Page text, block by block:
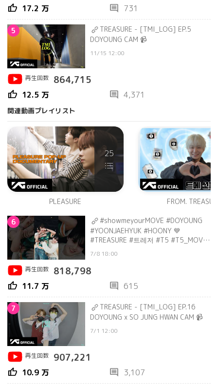
thumb_up 17.2 万 comment 731
5
TREASURE - [TMI_LOG] EP.5
DOYOUNG CAM 📹
11/15 12:00
再生回数 864,715
thumb_up 12.5 万 comment 4,371
関連動画プレイリスト
25
PLEASURE FROM.
6
#showmeyourMOVE #DOYOUNG
#YOONJAEHYUK #HOONY 💙
#TREASURE #트레저 #T5 #T5_MOVE
7/8 18:00
再生回数
818,798
thumb_up 11.7 万 comment 615
7
TREASURE - [TMI_LOG] EP.16
DOYOUNG x SO JUNG HWAN CAM 📹
7/1 12:00
再生回数 907,221
thumb_up 10.9 万 comment 3,107